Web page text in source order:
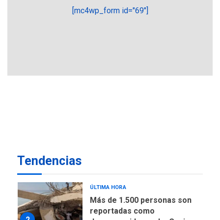
[mc4wp_form id="69"]
Tendencias
más económico que
de almacenamiento de agua
ÚLTIMA HORA
Más de 1.500 personas son
reportadas como